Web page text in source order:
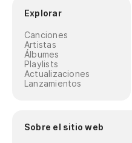
Explorar
Canciones
Artistas
Álbumes
Playlists
Actualizaciones
Lanzamientos
Sobre el sitio web